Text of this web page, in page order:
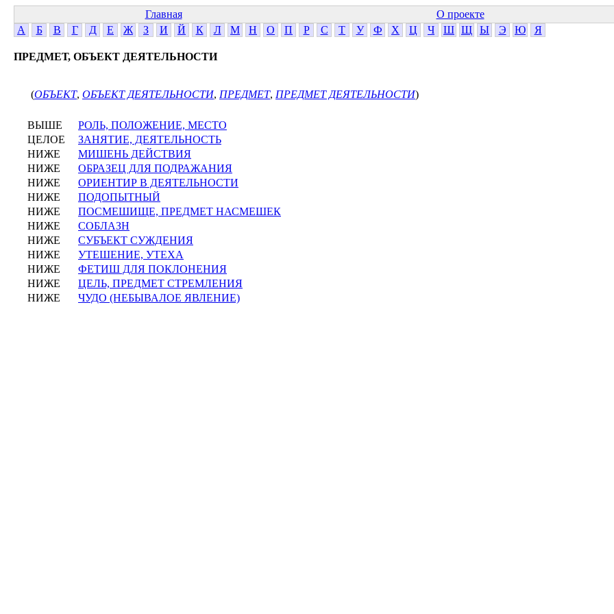
Главная О проекте
А
Б В Г Д Е Ж З И Й К Л М Н О П Р С Т У Ф Х Ц Ч Ш Щ Ы Э Ю Я
ПРЕДМЕТ, ОБЪЕКТ ДЕЯТЕЛЬНОСТИ
(ОБЪЕКТ, ОБЪЕКТ ДЕЯТЕЛЬНОСТИ, ПРЕДМЕТ, ПРЕДМЕТ ДЕЯТЕЛЬНОСТИ)
ВЫШЕ
РОЛЬ, ПОЛОЖЕНИЕ, МЕСТО
ЦЕЛОЕ
ЗАНЯТИЕ, ДЕЯТЕЛЬНОСТЬ
НИЖЕ
МИШЕНЬ ДЕЙСТВИЯ
НИЖЕ
ОБРАЗЕЦ ДЛЯ ПОДРАЖАНИЯ
НИЖЕ
ОРИЕНТИР В ДЕЯТЕЛЬНОСТИ
НИЖЕ
ПОДОПЫТНЫЙ
НИЖЕ
ПОСМЕШИЩЕ, ПРЕДМЕТ НАСМЕШЕК
НИЖЕ
СОБЛАЗН
НИЖЕ
СУБЪЕКТ СУЖДЕНИЯ
НИЖЕ
УТЕШЕНИЕ, УТЕХА
НИЖЕ
ФЕТИШ ДЛЯ ПОКЛОНЕНИЯ
НИЖЕ
ЦЕЛЬ, ПРЕДМЕТ СТРЕМЛЕНИЯ
НИЖЕ
ЧУДО (НЕБЫВАЛОЕ ЯВЛЕНИЕ)